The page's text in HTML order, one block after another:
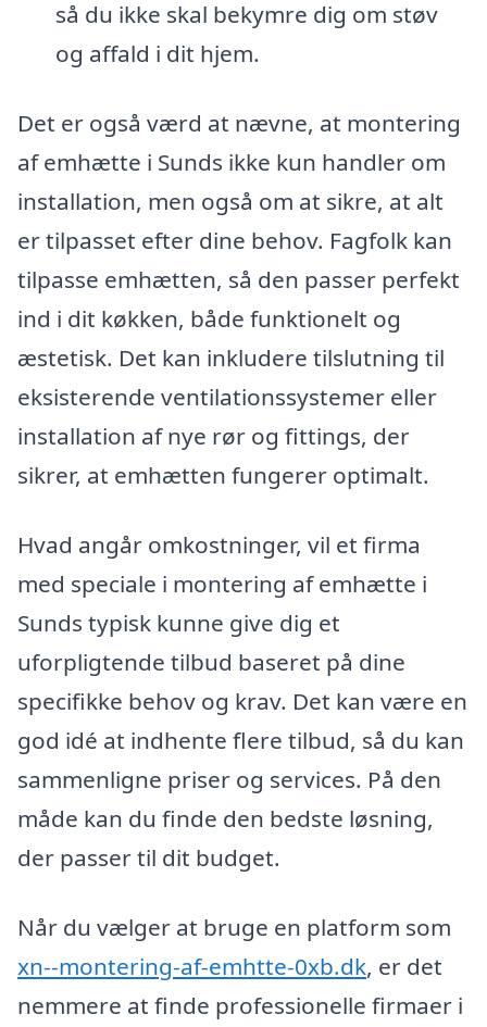
så du ikke skal bekymre dig om støv
og affald i dit hjem.
Det er også værd at nævne, at montering
af emhætte i Sunds ikke kun handler om
installation, men også om at sikre, at alt
er tilpasset efter dine behov. Fagfolk kan
tilpasse emhætten, så den passer perfekt
ind i dit køkken, både funktionelt og
æstetisk. Det kan inkludere tilslutning til
eksisterende ventilationssystemer eller
installation af nye rør og fittings, der
sikrer, at emhætten fungerer optimalt.
Hvad angår omkostninger, vil et firma
med speciale i montering af emhætte i
Sunds typisk kunne give dig et
uforpligtende tilbud baseret på dine
specifikke behov og krav. Det kan være en
god idé at indhente flere tilbud, så du kan
sammenligne priser og services. På den
måde kan du finde den bedste løsning,
der passer til dit budget.
Når du vælger at bruge en platform som
xn--montering-af-emhtte-0xb.dk, er det
nemmere at finde professionelle firmaer i